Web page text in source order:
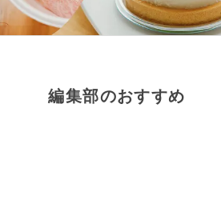
編集部のおすすめ